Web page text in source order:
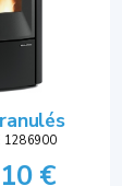
1286900
€